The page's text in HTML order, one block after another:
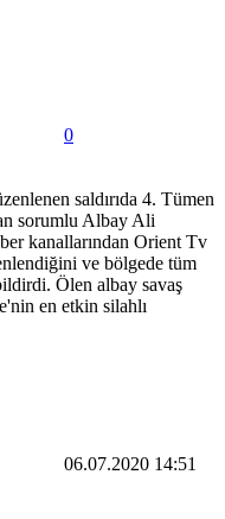
0
saldırıda 4. Tümen
sorumlu Albay Ali
kanallarından Orient Tv
ve bölgede tüm
Ölen albay savaş
en etkin silahlı
06.07.2020 14:51